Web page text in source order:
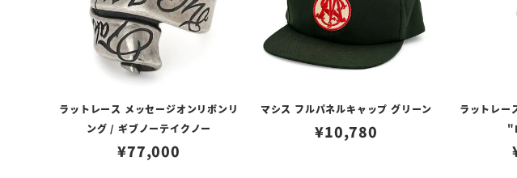
ラットレース メッセージオンリボンリ
ング / ギブノーテイクノー
¥77,000
マシス フルパネルキャップ グリーン
¥10,780
ラットレー